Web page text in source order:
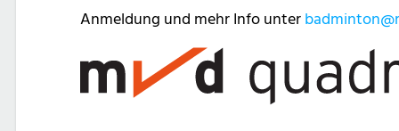
Anmeldung und mehr Info unter